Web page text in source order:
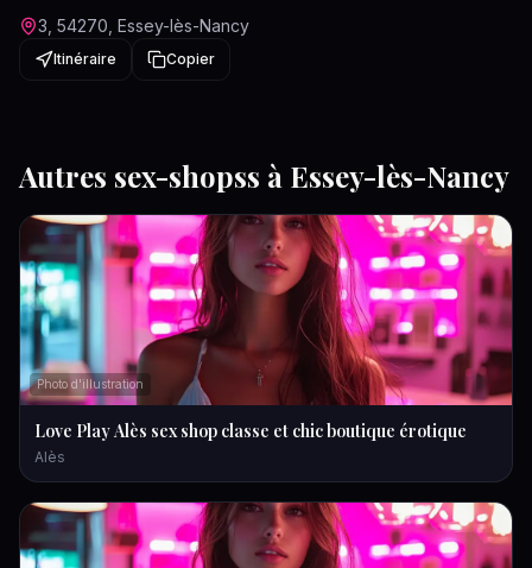
3, 54270, Essey-lès-Nancy
Itinéraire Copier
Autres sex-shopss à Essey-lès-Nancy
Photo d'illustration
Love Play Alès sex shop classe et chic boutique érotique
Alès